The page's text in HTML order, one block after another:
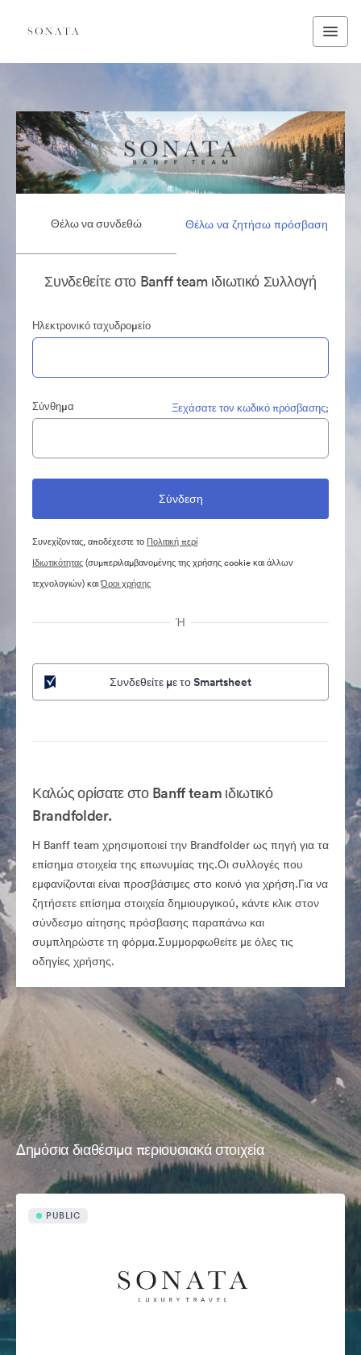
Θέλω να συνδεθώ Θέλω να ζητήσω πρόσβαση
Συνδεθείτε στο Banff team ιδιωτικό Συλλογή
Ηλεκτρονικό ταχυδρομείο
Σύνθημα Ξεχάσατε τον κωδικό πρόσβασης;
Συνεχίζοντας, αποδέχεστε το Πολιτική περί
Ιδιωτικότητας(συμπεριλαμβανομένης της χρήσης cookie και άλλων
τεχνολογιών) καιΌροι χρήσης
Ή
Συνδεθείτε με το Smartsheet
Καλώς ορίσατε στο Banff team ιδιωτικό
Brandfolder.
Η Banff team χρησιμοποιεί την Brandfolder ως πηγή για τα
επίσημα στοιχεία της επωνυμίας της.Οι συλλογές που
εμφανίζονται είναι προσβάσιμες στο κοινό για χρήση.Για να
ζητήσετε επίσημα στοιχεία δημιουργικού, κάντε κλικ στον
σύνδεσμο αίτησης πρόσβασης παραπάνω και
συμπληρώστε τη φόρμα.Συμμορφωθείτε με όλες τις
οδηγίες χρήσης.
Δημόσια διαθέσιμα περιουσιακά στοιχεία
PUBLIC